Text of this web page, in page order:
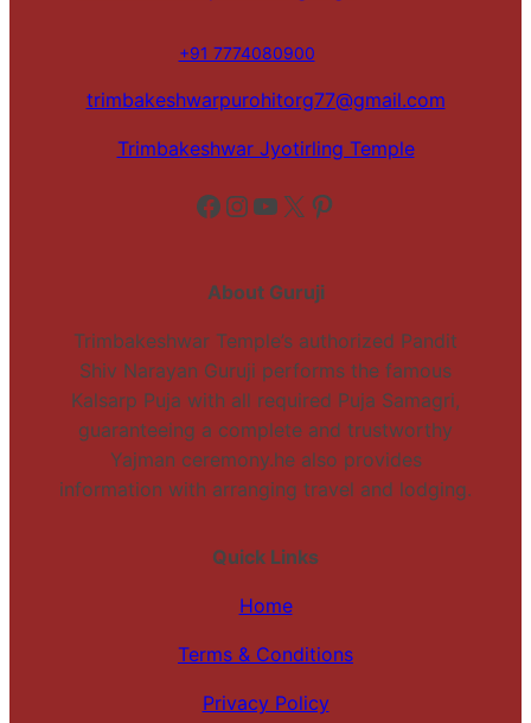
+91 7774080900
trimbakeshwarpurohitorg77@gmail.com
Trimbakeshwar Jyotirling Temple
Facebook Instagram YouTube X Pinterest
About Guruji
Trimbakeshwar Temple’s authorized Pandit
Shiv Narayan Guruji performs the famous
Kalsarp Puja with all required Puja Samagri,
guaranteeing a complete and trustworthy
Yajman ceremony.he also provides
information with arranging travel and lodging.
Quick Links
Home
Terms & Conditions
Privacy Policy